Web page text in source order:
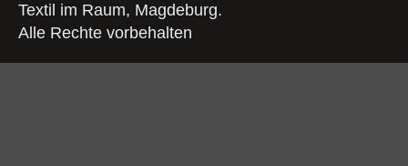
Textil im Raum, Magdeburg.
Alle Rechte vorbehalten